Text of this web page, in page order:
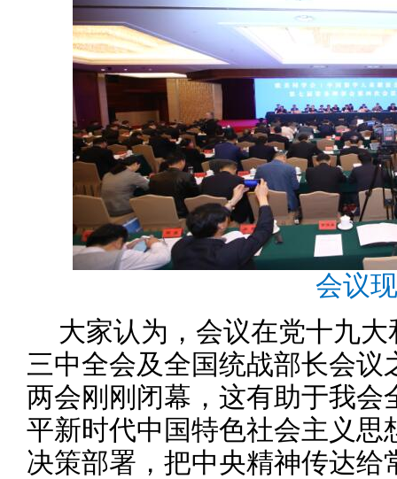
会议
大家认为，会议在党十九
三中全会及全国统战部长会议
两会刚刚闭幕，这有助于我会
平新时代中国特色社会主义思
决策部署，把中央精神传达给